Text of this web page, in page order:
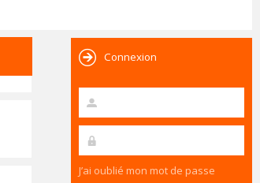
Connexion
J’ai oublié mon mot de passe